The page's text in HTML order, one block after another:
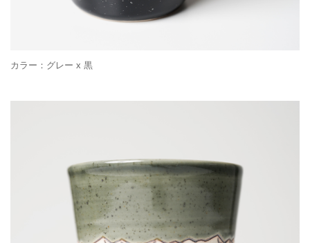
カラー：グレー x 黒